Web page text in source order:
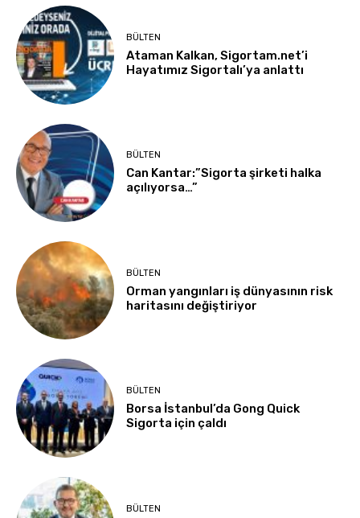
BÜLTEN
Ataman Kalkan, Sigortam.net’i
Hayatımız Sigortalı’ya anlattı
BÜLTEN
Can Kantar:”Sigorta şirketi halka
açılıyorsa…”
BÜLTEN
Orman yangınları iş dünyasının risk
haritasını değiştiriyor
BÜLTEN
Borsa İstanbul’da Gong Quick
Sigorta için çaldı
BÜLTEN